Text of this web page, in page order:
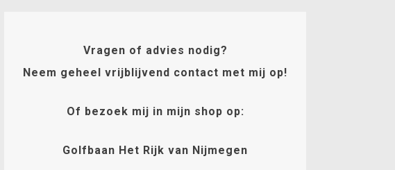
Vragen of advies nodig?
Neem geheel vrijblijvend contact met mij op!
Of bezoek mij in mijn shop op:
Golfbaan Het Rijk van Nijmegen